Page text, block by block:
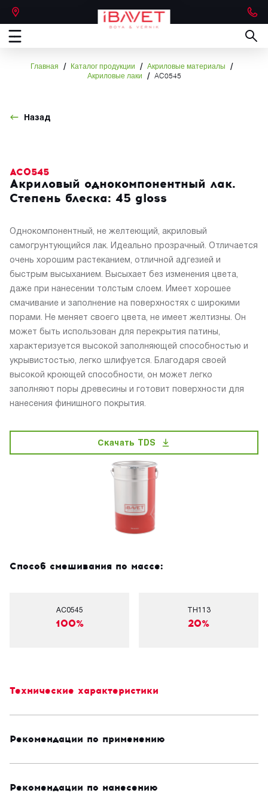
Главная / Каталог продукции / Акриловые материалы /
Акриловые лаки / AC0545
Назад
AC0545
Акриловый однокомпонентный лак.
Степень блеска: 45 gloss
Однокомпонентный, не желтеющий, акриловый
самогрунтующийся лак. Идеально прозрачный. Отличается
очень хорошим растеканием, отличной адгезией и
быстрым высыханием. Высыхает без изменения цвета,
даже при нанесении толстым слоем. Имеет хорошее
смачивание и заполнение на поверхностях с широкими
порами. Не меняет своего цвета, не имеет желтизны. Он
может быть использован для перекрытия патины,
характеризуется высокой заполняющей способностью и
укрывистостью, легко шлифуется. Благодаря своей
высокой кроющей способности, он может легко
заполняют поры древесины и готовит поверхности для
нанесения финишного покрытия.
Скачать TDS
Способ смешивания по массе:
AC0545
100%
TH113
20%
Технические характеристики
Рекомендации по применению
Рекомендации по нанесению